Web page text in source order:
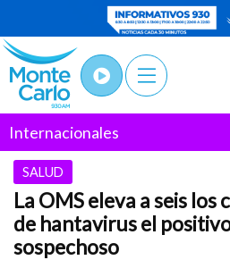
Internacionales
SALUD
La OMS eleva a seis
de hantavirus el
sospechoso